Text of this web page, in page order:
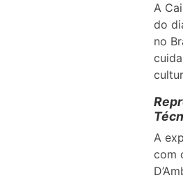
A
do
no
A
com